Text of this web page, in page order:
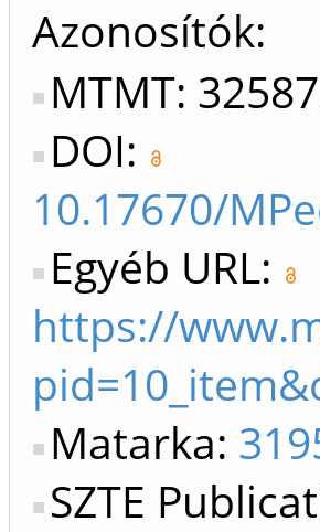
Azonosítók
MTMT:
DOI:
10.17670/
Egyéb URL:
https://
Matarka:
SZTE